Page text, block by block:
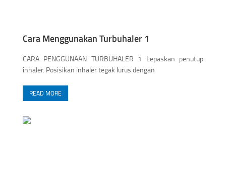
Cara Menggunakan Turbuhaler 1
CARA PENGGUNAAN TURBUHALER 1 Lepaskan penutup
inhaler. Posisikan inhaler tegak lurus dengan
READ MORE